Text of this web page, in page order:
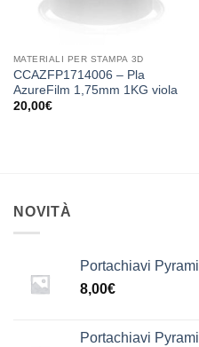
MATERIALI PER STAMPA 3D
CCAZFP1714006 – Pla
AzureFilm 1,75mm 1KG viola
20,00€
NOVITÀ
Portachiavi
8,00€
Portachiavi